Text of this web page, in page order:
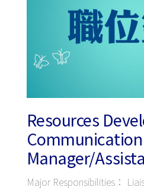
Resources
Communication
Manager/
Major Responsibilities：